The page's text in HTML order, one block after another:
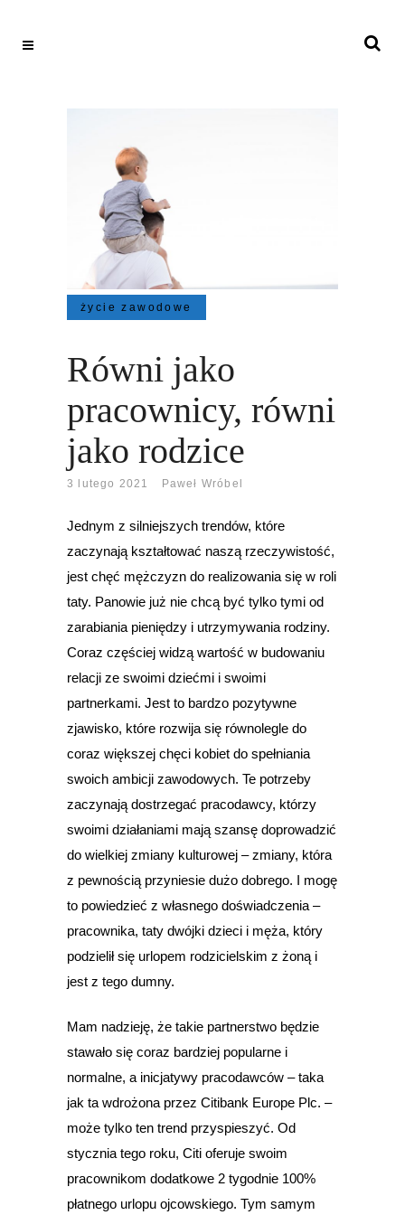
życie zawodowe
Równi jako
pracownicy, równi
jako rodzice
3 lutego 2021 Paweł Wróbel
Jednym z silniejszych trendów, które
zaczynają kształtować naszą rzeczywistość,
jest chęć mężczyzn do realizowania się w roli
taty. Panowie już nie chcą być tylko tymi od
zarabiania pieniędzy i utrzymywania rodziny.
Coraz częściej widzą wartość w budowaniu
relacji ze swoimi dziećmi i swoimi
partnerkami. Jest to bardzo pozytywne
zjawisko, które rozwija się równolegle do
coraz większej chęci kobiet do spełniania
swoich ambicji zawodowych. Te potrzeby
zaczynają dostrzegać pracodawcy, którzy
swoimi działaniami mają szansę doprowadzić
do wielkiej zmiany kulturowej – zmiany, która
z pewnością przyniesie dużo dobrego. I mogę
to powiedzieć z własnego doświadczenia –
pracownika, taty dwójki dzieci i męża, który
podzielił się urlopem rodzicielskim z żoną i
jest z tego dumny.
Mam nadzieję, że takie partnerstwo będzie
stawało się coraz bardziej popularne i
normalne, a inicjatywy pracodawców – taka
jak ta wdrożona przez Citibank Europe Plc. –
może tylko ten trend przyspieszyć. Od
stycznia tego roku, Citi oferuje swoim
pracownikom dodatkowe 2 tygodnie 100%
płatnego urlopu ojcowskiego. Tym samym